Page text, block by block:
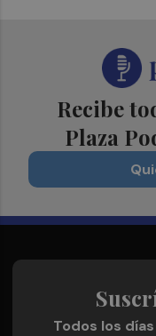
Recibe
Plaza
Todos los